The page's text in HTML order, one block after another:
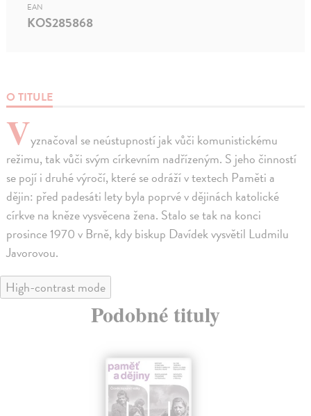
O TITULE
Vyznačoval se neústupností jak vůči komunistickému
režimu, tak vůči svým církevním nadřízeným. S jeho činností
se pojí i druhé výročí, které se odráží v textech Paměti a
dějin: před padesáti lety byla poprvé v dějinách katolické
církve na kněze vysvěcena žena. Stalo se tak na konci
prosince 1970 v Brně, kdy biskup Davídek vysvětil Ludmilu
Javorovou.
EAN
KOS285868
High-contrast mode
Podobné tituly